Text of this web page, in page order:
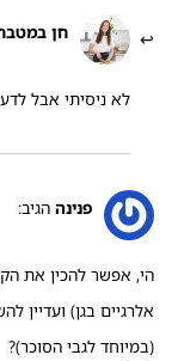
חן
לא ניסיתי אבל
פנינה הגיב:
הי, אפשר להכין את
אלרגיים בגן) ועדיין
(במיוחד לגבי הסוכר)?